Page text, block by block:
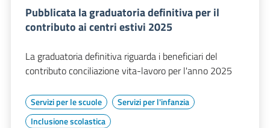
Pubblicata la graduatoria definitiva per il
contributo ai centri estivi 2025
La graduatoria definitiva riguarda i beneficiari del
contributo conciliazione vita-lavoro per l'anno 2025
Servizi per le scuole
Servizi per l'infanzia
Inclusione scolastica